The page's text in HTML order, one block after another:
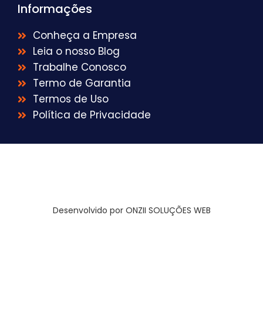
Informações
Conheça a Empresa
Leia o nosso Blog
Trabalhe Conosco
Termo de Garantia
Termos de Uso
Política de Privacidade
Desenvolvido por ONZII SOLUÇÕES WEB